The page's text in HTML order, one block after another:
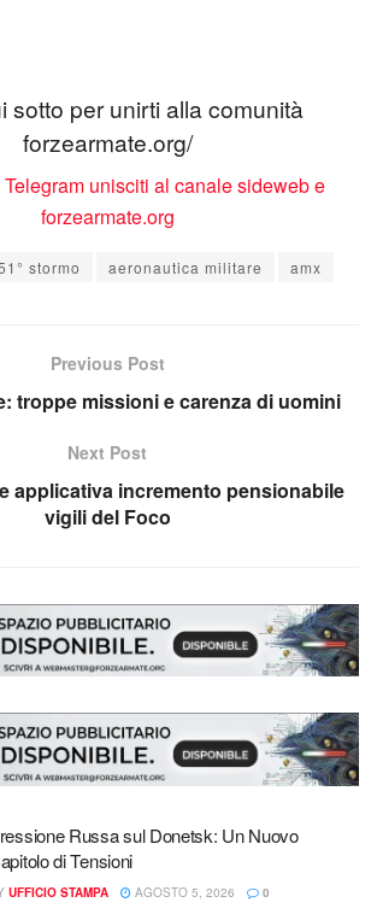
sotto per unirti alla comunità
forzearmate.org/
stormo aeronautica militare amx
Previous Post
troppe missioni e carenza di uomini
Next Post
applicativa incremento pensionabile
vigili del Foco
Russa sul Donetsk: Un Nuovo
di Tensioni
UFFICIO STAMPA AGOSTO 5, 2026 0